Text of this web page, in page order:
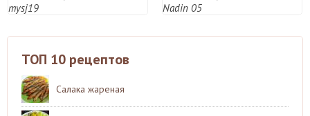
mysj19 Nadin 05
ТОП 10 рецептов
Салака жареная